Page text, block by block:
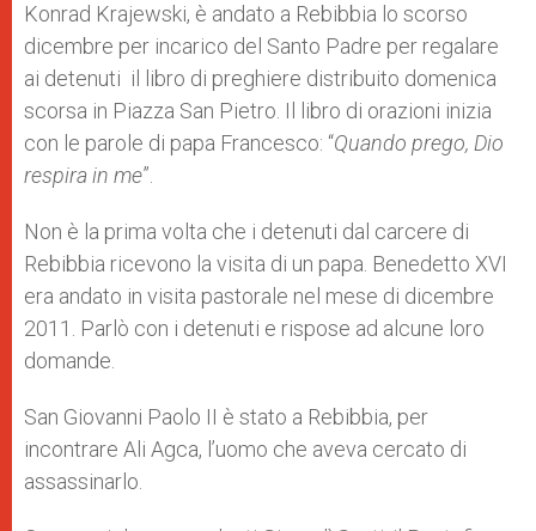
Konrad Krajewski, è andato a Rebibbia lo scorso
dicembre per incarico del Santo Padre per regalare
ai detenuti il libro di preghiere distribuito domenica
scorsa in Piazza San Pietro. Il libro di orazioni inizia
con le parole di papa Francesco: “Quando prego, Dio
respira in me”.
Non è la prima volta che i detenuti dal carcere di
Rebibbia ricevono la visita di un papa. Benedetto XVI
era andato in visita pastorale nel mese di dicembre
2011. Parlò con i detenuti e rispose ad alcune loro
domande.
San Giovanni Paolo II è stato a Rebibbia, per
incontrare Ali Agca, l’uomo che aveva cercato di
assassinarlo.